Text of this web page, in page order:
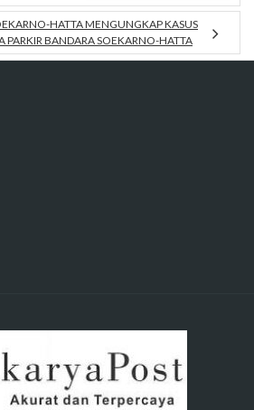
HATTA MENGUNGKAP KASUS
PARKIR BANDARA SOEKARNO-HATTA